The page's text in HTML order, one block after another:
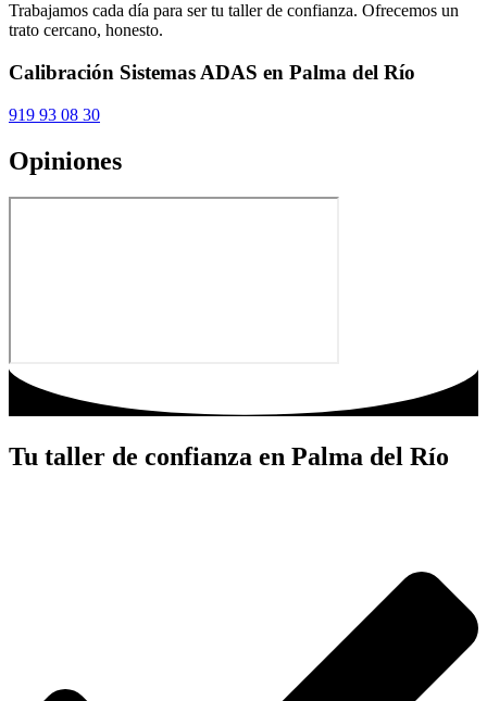
Trabajamos cada día para ser tu taller de confianza. Ofrecemos un
trato cercano, honesto.
Calibración Sistemas ADAS en Palma del Río
919 93 08 30
Opiniones
Tu taller de confianza en Palma del Río